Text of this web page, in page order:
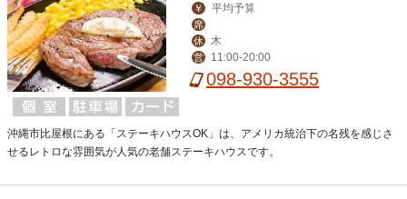
￥ 平均予算
席
休
木
営 11:00-20:00
098-930-3555
沖縄市比屋根にある「ステーキハウスOK」は、アメリカ統治下の名残を感じさ
せるレトロな雰囲気が人気の老舗ステーキハウスです。